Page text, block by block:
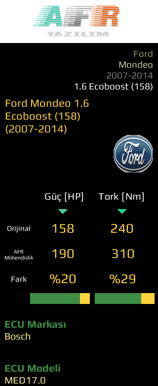
Ford
Mondeo
2007-2014
1.6 Ecoboost (158)
Ford Mondeo 1.6
Ecoboost (158)
(2007-2014)
Güç [HP] Tork [Nm]
Orijinal 158 240
AFR
Mühendislik
190 310
Fark %20 %29
ECU Markası
Bosch
ECU Modeli
MED17.0